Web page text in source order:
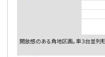
開放感のある角地区画。車３台並